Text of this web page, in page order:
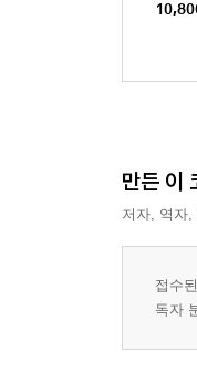
만든 이
저자, 역자,
접수
독자